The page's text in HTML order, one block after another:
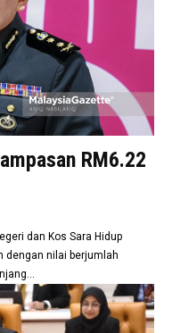
RM6.22
dan Kos Sara Hidup
dengan nilai berjumlah